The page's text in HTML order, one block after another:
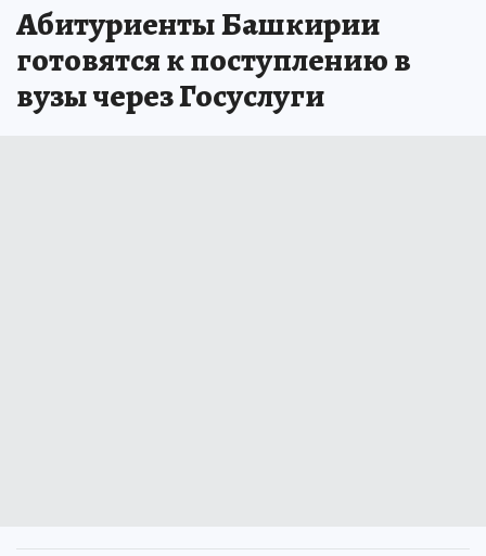
Абитуриенты Башкирии
готовятся к поступлению в
вузы через Госуслуги